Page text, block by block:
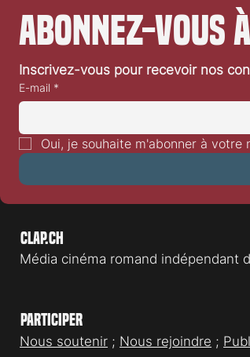
genre en Suisse : la SGFA ouvre un
nouveau chapitre
Abonnez-
Inscrivez-vous pour recevoir nos
E-mail *
Oui, je souhaite m'abonner à votre
Clap.ch
Média cinéma romand indépendant
Participer
Nous soutenir ; Nous rejoindre ;